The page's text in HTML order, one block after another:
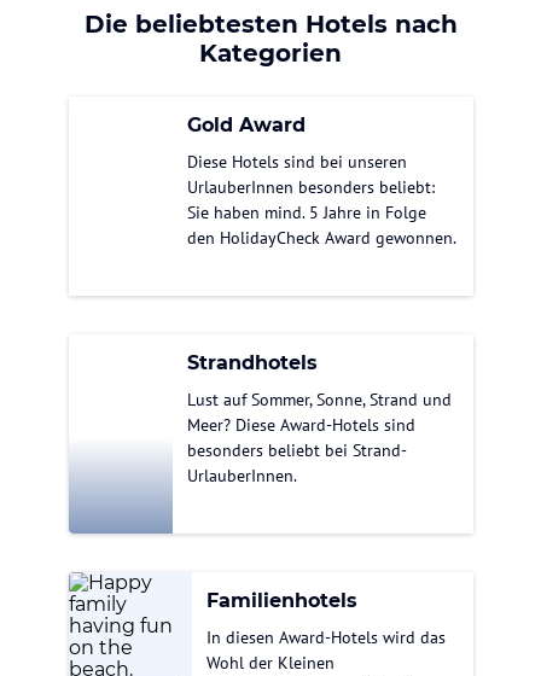
Die beliebtesten Hotels nach
Kategorien
Gold Award
Diese Hotels sind bei unseren
UrlauberInnen besonders beliebt:
Sie haben mind. 5 Jahre in Folge
den HolidayCheck Award gewonnen.
Strandhotels
Lust auf Sommer, Sonne, Strand und
Meer? Diese Award-Hotels sind
besonders beliebt bei Strand-
UrlauberInnen.
Familienhotels
In diesen Award-Hotels wird das
Wohl der Kleinen